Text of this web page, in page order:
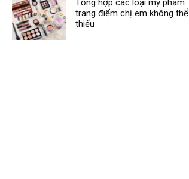
Tổng hợp các loại mỹ phẩm
trang điểm chị em không thể
thiếu